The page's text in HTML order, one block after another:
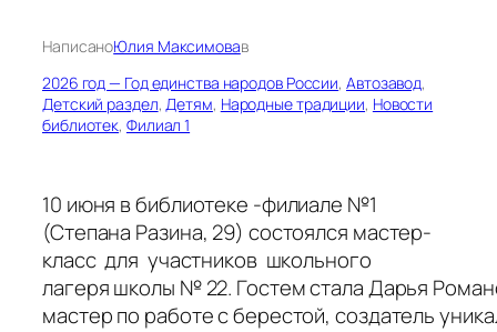
НаписаноЮлия Максимовав
2026 год — Год единства народов России, Автозавод
Детский раздел, Детям, Народные традиции, Новости
библиотек, Филиал 1
10 июня в библиотеке -филиале №1
(Степана Разина, 29) состоялся мастер-
класс для участников школьного
лагеря школы № 22. Гостем стала Дарья
мастер по работе с берестой, создатель